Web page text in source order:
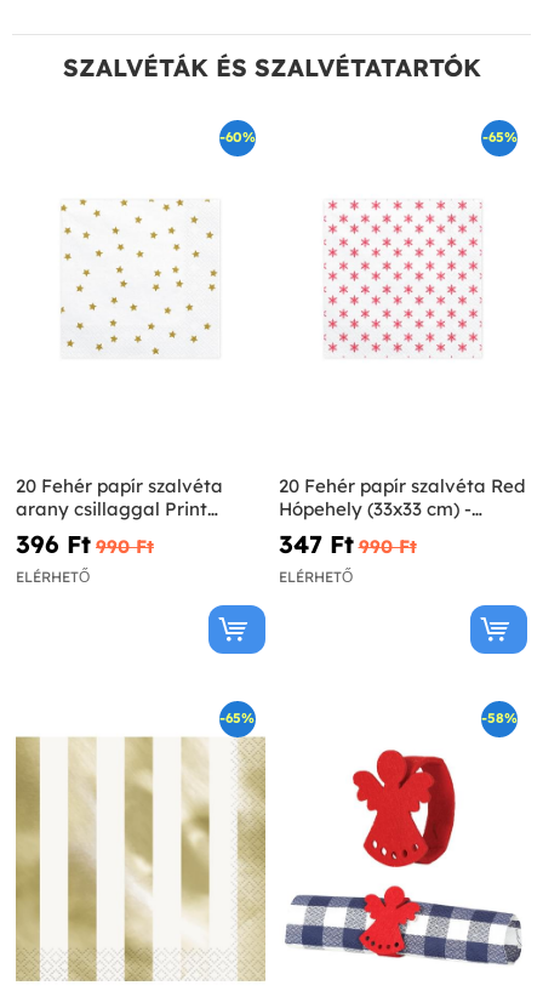
SZALVÉTÁK ÉS SZALVÉTATARTÓK
-60%
20 Fehér papír szalvéta
arany csillaggal Print
(33x33 cm)
396 Ft‎ 990 Ft‎
ELÉRHETŐ
-65%
20 Fehér papír szalvéta Red
Hópehely (33x33 cm) -
Merry Xmas Collection
347 Ft‎ 990 Ft‎
ELÉRHETŐ
-65% -58%